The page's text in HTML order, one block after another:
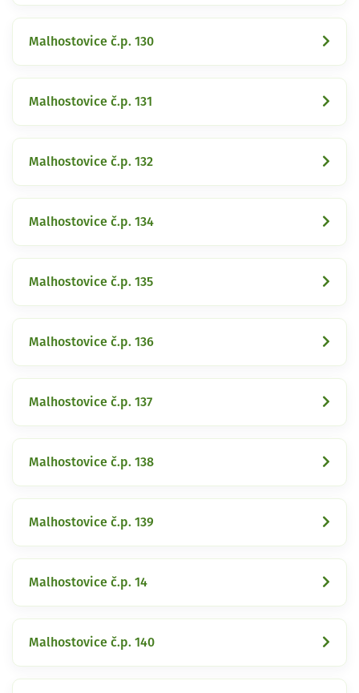
Malhostovice č.p. 130
Malhostovice č.p. 131
Malhostovice č.p. 132
Malhostovice č.p. 134
Malhostovice č.p. 135
Malhostovice č.p. 136
Malhostovice č.p. 137
Malhostovice č.p. 138
Malhostovice č.p. 139
Malhostovice č.p. 14
Malhostovice č.p. 140